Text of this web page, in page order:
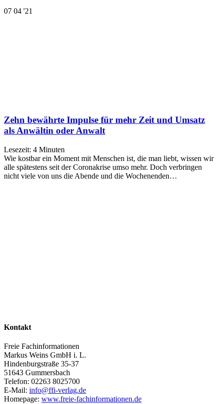
07 04 '21
Zehn bewährte Impulse für mehr Zeit und Umsatz
als Anwältin oder Anwalt
Lesezeit: 4 Minuten
Wie kostbar ein Moment mit Menschen ist, die man liebt, wissen wir
alle spätestens seit der Coronakrise umso mehr. Doch verbringen
nicht viele von uns die Abende und die Wochenenden…
Kontakt
Freie Fachinformationen
Markus Weins GmbH i. L.
Hindenburgstraße 35-37
51643 Gummersbach
Telefon: 02263 8025700
E-Mail: info@ffi-verlag.de
Homepage: www.freie-fachinformationen.de